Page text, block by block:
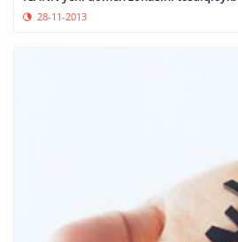
28-11-2013